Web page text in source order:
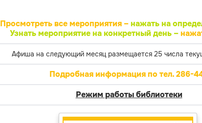
Просмотреть все мероприятия – нажать на
Узнать мероприятие на конкретный день –
Афиша на следующий месяц размещается 25 числа
Подробная информация по тел. 286-
Режим работы библиотеки